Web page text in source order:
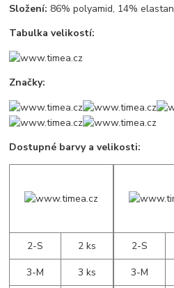
Složení: 86% polyamid, 14% elastan
Tabulka velikostí:
Značky:
Dostupné barvy a velikosti:
2-S
2 ks
3-M
3 ks
2-S
3-M